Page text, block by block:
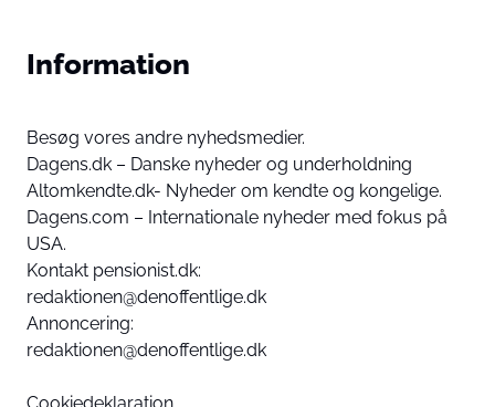
Information
Besøg vores andre nyhedsmedier.
Dagens.dk – Danske nyheder og underholdning
Altomkendte.dk- Nyheder om kendte og kongelige.
Dagens.com – Internationale nyheder med fokus på
USA.
Kontakt pensionist.dk:
redaktionen@denoffentlige.dk
Annoncering:
redaktionen@denoffentlige.dk